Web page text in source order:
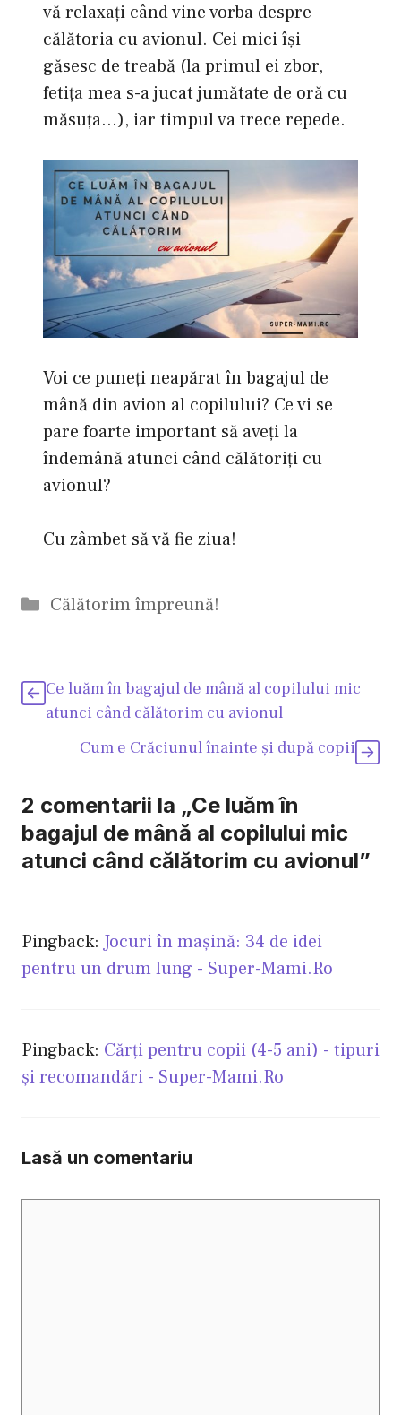
vă relaxaţi când vine vorba despre
călătoria cu avionul. Cei mici îşi
găsesc de treabă (la primul ei zbor,
fetiţa mea s-a jucat jumătate de oră cu
măsuţa…), iar timpul va trece repede.
Voi ce puneţi neapărat în bagajul de
mână din avion al copilului? Ce vi se
pare foarte important să aveţi la
îndemână atunci când călătoriţi cu
avionul?
Cu zâmbet să vă fie ziua!
Categorii
Călătorim împreună!
Ce luăm în bagajul de mână al copilului mic
atunci când călătorim cu avionul
Cum e Crăciunul înainte şi după copii
2 comentarii la „Ce luăm în
bagajul de mână al copilului mic
atunci când călătorim cu avionul”
Pingback: Jocuri în maşină: 34 de idei
pentru un drum lung - Super-Mami.Ro
Pingback: Cărți pentru copii (4-5 ani) - tipuri
și recomandări - Super-Mami.Ro
Lasă un comentariu